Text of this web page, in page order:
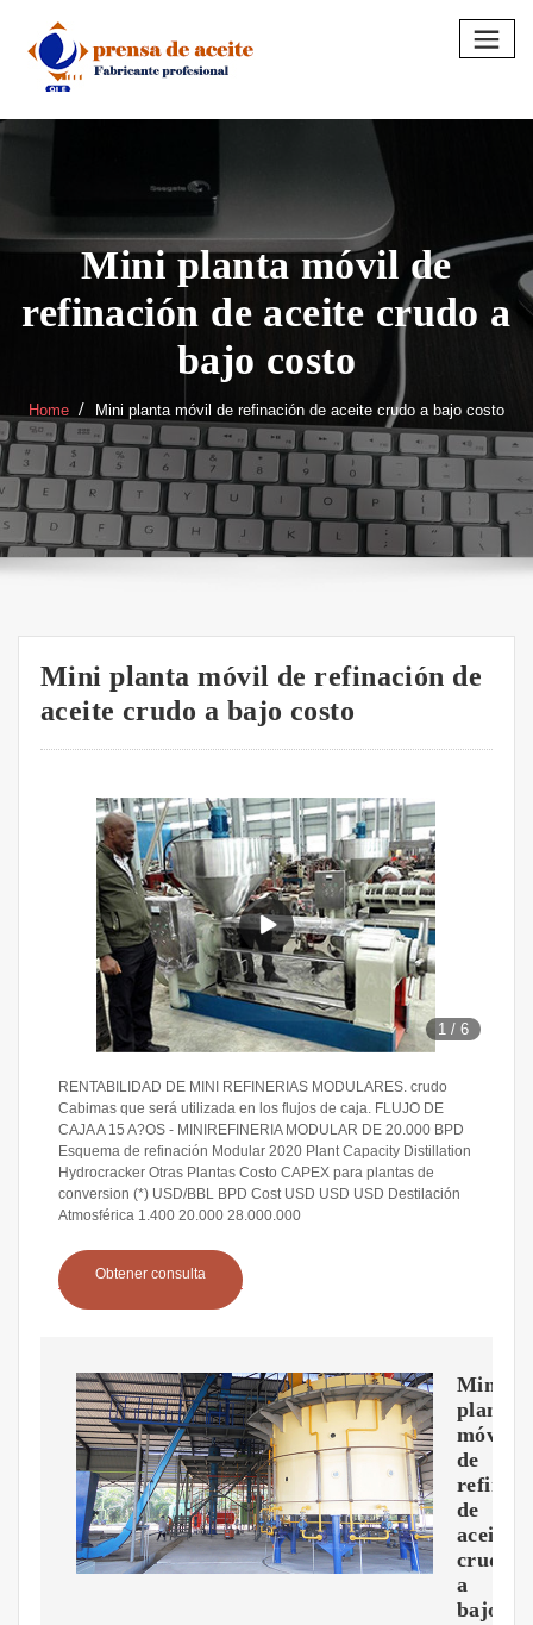
content
Mini planta móvil de
refinación de aceite crudo a
bajo costo
Home Mini planta móvil de refinación de aceite crudo a bajo costo
Mini planta móvil de refinación de
aceite crudo a bajo costo
1 /6
RENTABILIDAD DE MINI REFINERIAS MODULARES. crudo
Cabimas que será utilizada en los flujos de caja. FLUJO DE
CAJA A 15 A?OS - MINIREFINERIA MODULAR DE 20.000 BPD
Esquema de refinación Modular 2020 Plant Capacity Distillation
Hydrocracker Otras Plantas Costo CAPEX para plantas de
conversion (*) USD/BBL BPD Cost USD USD USD Destilación
Atmosférica 1.400 20.000 28.000.000
Obtener consulta
Mini
planta
móvil
de
de
aceite
crudo
a
bajo